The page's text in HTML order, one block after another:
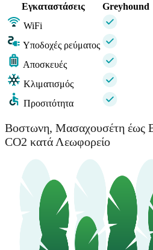
Εγκαταστάσεις
Greyhound
WiFi
Υποδοχές ρεύματος
Αποσκευές
Κλιματισμός
Προσιτότητα
Βοστωνη, Μασαχουσέτη έως
CO2 κατά Λεωφορείο